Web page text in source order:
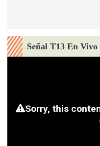
Señal T13 En Vivo